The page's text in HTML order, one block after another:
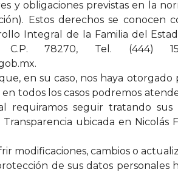
y obligaciones previstas en la
Estos derechos se
Integral de la Familia del
C.P. 78270, Tel.
en su caso, nos haya
todos los casos podremos
seguir tratando sus
ubicada en Nicolás
modificaciones, cambios o
de sus datos